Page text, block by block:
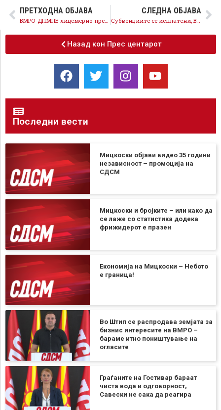
ПРЕТХОДНА ОБЈАВА СЛЕДНА ОБЈАВА
Субвенциите се исплатени, ВМРО-ДПМНЕ лаже, пропагандата веќе не проаѓа кај земјоделците
Назад кон Прес центарот
Последни вести
Мицкоски објави видео 35 години
независност – промоција на
СДСМ
Мицкоски и бројките – или како да
се лаже со статистика додека
фрижидерот е празен
Економија на Мицкоски – Небото
е граница!
Во Штип се распродава земјата за
бизнис интересите на ВМРО –
бараме итно поништување на
огласите
Граѓаните на Гостивар бараат
чиста вода и одговорност,
Савески не сака да реагира